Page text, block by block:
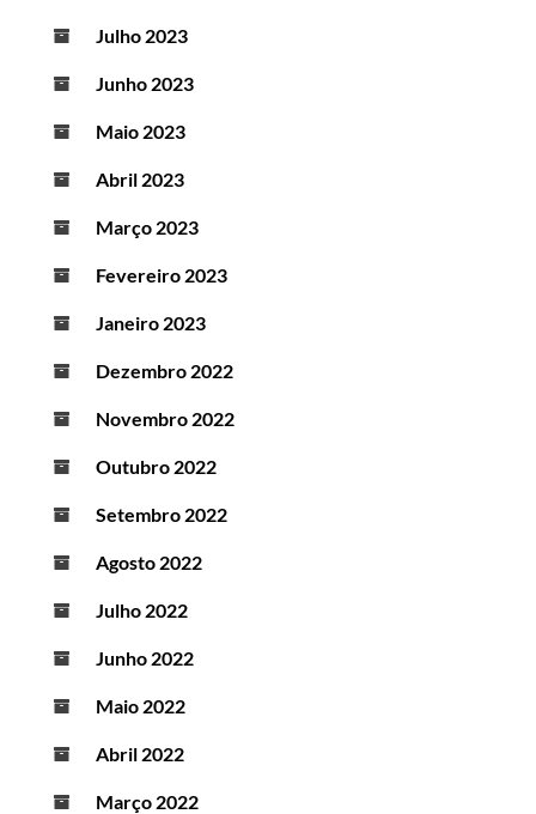
Julho 2023
Junho 2023
Maio 2023
Abril 2023
Março 2023
Fevereiro 2023
Janeiro 2023
Dezembro 2022
Novembro 2022
Outubro 2022
Setembro 2022
Agosto 2022
Julho 2022
Junho 2022
Maio 2022
Abril 2022
Março 2022